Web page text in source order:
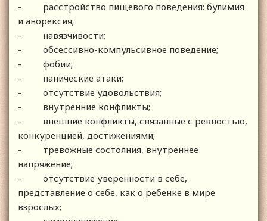
- расстройство пищевого поведения: булимия
и анорексия;
- навязчивости;
- обсессивно-компульсивное поведение;
- фобии;
- панические атаки;
- отсутствие удовольствия;
- внутренние конфликты;
- внешние конфликты, связанные с ревностью,
конкуренцией, достижениями;
- тревожные состояния, внутреннее
напряжение;
- отсутствие уверенности в себе,
представление о себе, как о ребенке в мире
взрослых;